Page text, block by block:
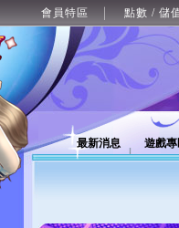
會員特區 點數 / 儲
最新消息 遊戲